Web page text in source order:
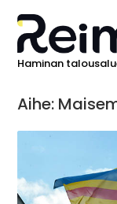
Haminan
Aihe: